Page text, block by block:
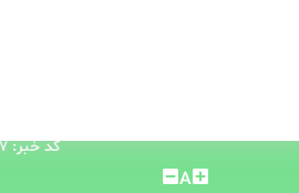
کد خبر: 14327
A